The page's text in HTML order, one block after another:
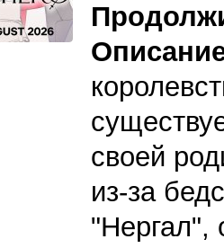
своей
из-за
"Нергал",